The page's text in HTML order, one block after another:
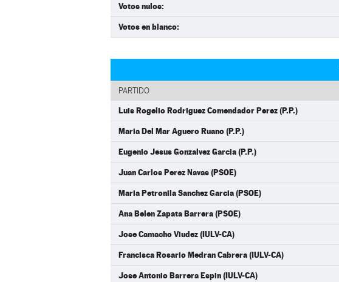
Votos nulos:
Votos en blanco:
PARTIDO
Luis Rogelio Rodriguez Comendador Perez (P.P.)
Maria Del Mar Aguero Ruano (P.P.)
Eugenio Jesus Gonzalvez Garcia (P.P.)
Juan Carlos Perez Navas (PSOE)
Maria Petronila Sanchez Garcia (PSOE)
Ana Belen Zapata Barrera (PSOE)
Jose Camacho Viudez (IULV-CA)
Francisca Rosario Medran Cabrera (IULV-CA)
Jose Antonio Barrera Espin (IULV-CA)